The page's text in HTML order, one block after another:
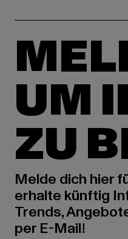
UM
ZU
Melde dich hier
erhalte künftig
Trends,
per E-Mail!